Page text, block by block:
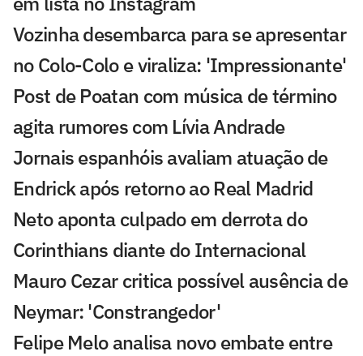
Vozinha desembarca para se apresentar
no Colo-Colo e viraliza: 'Impressionante'
Post de Poatan com música de término
agita rumores com Lívia Andrade
Jornais espanhóis avaliam atuação de
Endrick após retorno ao Real Madrid
Neto aponta culpado em derrota do
Corinthians diante do Internacional
Mauro Cezar critica possível ausência de
Neymar: 'Constrangedor'
Felipe Melo analisa novo embate entre